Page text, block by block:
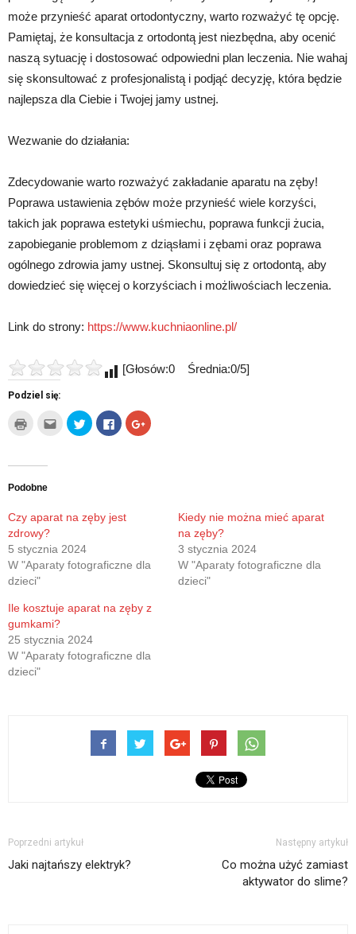
może przynieść aparat ortodontyczny, warto rozważyć tę opcję.
Pamiętaj, że konsultacja z ortodontą jest niezbędna, aby ocenić
naszą sytuację i dostosować odpowiedni plan leczenia. Nie wahaj
się skonsultować z profesjonalistą i podjąć decyzję, która będzie
najlepsza dla Ciebie i Twojej jamy ustnej.
Wezwanie do działania:
Zdecydowanie warto rozważyć zakładanie aparatu na zęby!
Poprawa ustawienia zębów może przynieść wiele korzyści,
takich jak poprawa estetyki uśmiechu, poprawa funkcji żucia,
zapobieganie problemom z dziąsłami i zębami oraz poprawa
ogólnego zdrowia jamy ustnej. Skonsultuj się z ortodontą, aby
dowiedzieć się więcej o korzyściach i możliwościach leczenia.
Link do strony: https://www.kuchniaonline.pl/
[Głosów:0 Średnia:0/5]
Podziel się:
Kliknij
wydrukować(Otwiera
nowym
Kliknij,
aby
wysłać
w
nowym
Udostępnij
na
Twitterze(Otwiera
Click
to
share
Click
to
Podobne
Czy aparat na zęby jest
zdrowy?
5 stycznia 2024
W "Aparaty fotograficzne dla
dzieci"
Kiedy nie można mieć aparat
na zęby?
3 stycznia 2024
W "Aparaty fotograficzne dla
dzieci"
Ile kosztuje aparat na zęby z
gumkami?
25 stycznia 2024
W "Aparaty fotograficzne dla
dzieci"
Poprzedni artykuł
Jaki najtańszy elektryk?
Następny artykuł
Co można użyć zamiast
aktywator do slime?